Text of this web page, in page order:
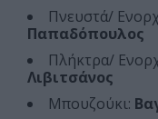
Πνευστά/
Παπαδόπουλος
Πλήκτρα/
Λιβιτσάνος
Μπουζούκι: